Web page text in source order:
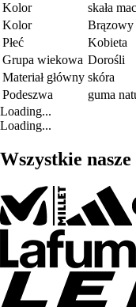
Kolor
skała
Kolor
Brązowy
Płeć
Kobieta
Grupa wiekowa Dorośli
Materiał główny skóra
Podeszwa
guma
Loading...
Loading...
Wszystkie